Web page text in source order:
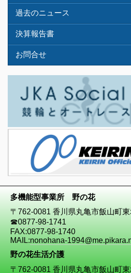
過去のニュース
決算報告書
お問合せ
多機能型事業所 野の花
〒762-0081 香川県丸亀市飯山町
☎0877-98-1741
FAX:0877-98-1740
MAIL:nonohana-
野の花生活介護
〒762-0081 香川県丸亀市飯山町